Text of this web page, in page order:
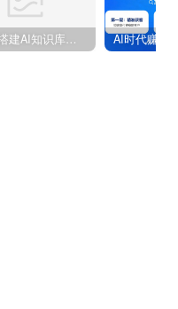
零代码搭建AI知识库赚钱：6个月月入过万实操